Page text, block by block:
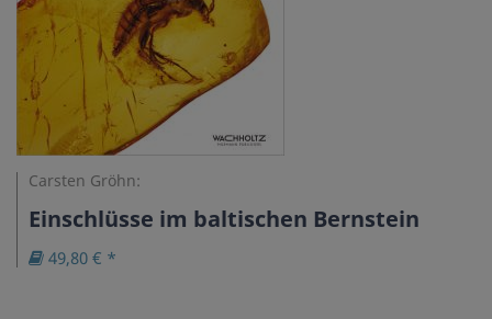
Carsten Gröhn:
Einschlüsse im baltischen Bernstein
49,80 € *